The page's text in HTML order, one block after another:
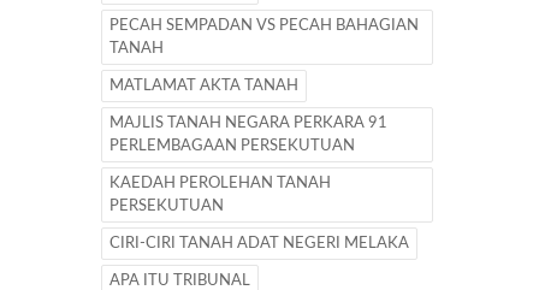
PECAH SEMPADAN VS PECAH BAHAGIAN
TANAH
MATLAMAT AKTA TANAH
MAJLIS TANAH NEGARA PERKARA 91
PERLEMBAGAAN PERSEKUTUAN
KAEDAH PEROLEHAN TANAH
PERSEKUTUAN
CIRI-CIRI TANAH ADAT NEGERI MELAKA
APA ITU TRIBUNAL